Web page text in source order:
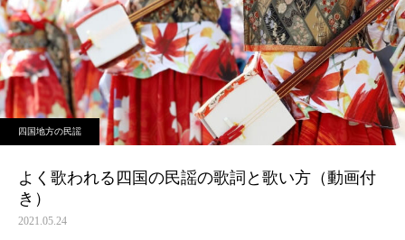
九州・沖縄の民謡 中国・四国
民謡入門
津軽三味線と他の三味線と
の違い
福島県
外山節の盛岡市：青森
隣に位置する歴史と文
息づく魅力的な町
四国地方の民謡
よく歌われる四国の民謡の歌詞と歌い方（動画付
き）
2021.05.24